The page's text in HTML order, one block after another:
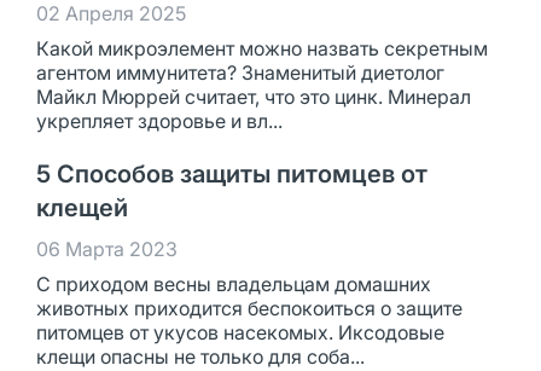
02 Апреля 2025
Какой микроэлемент можно назвать секретным
агентом иммунитета? Знаменитый диетолог
Майкл Мюррей считает, что это цинк. Минерал
укрепляет здоровье и вл...
5 Способов защиты питомцев от
клещей
06 Марта 2023
С приходом весны владельцам домашних
животных приходится беспокоиться о защите
питомцев от укусов насекомых. Иксодовые
клещи опасны не только для соба...